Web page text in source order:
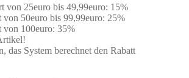
von 25euro bis 49,99euro: 15%
von 50euro bis 99,99euro: 25%
von 100euro: 35%
das System berechnet den Rabatt